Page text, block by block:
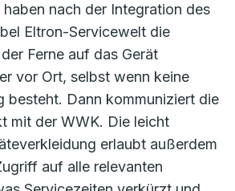
nach der Integration des
Eltron-Servicewelt die
Ferne auf das Gerät
vor Ort, selbst wenn keine
besteht. Dann kommuniziert die
mit der WWK. Die leicht
erlaubt außerdem
auf alle relevanten